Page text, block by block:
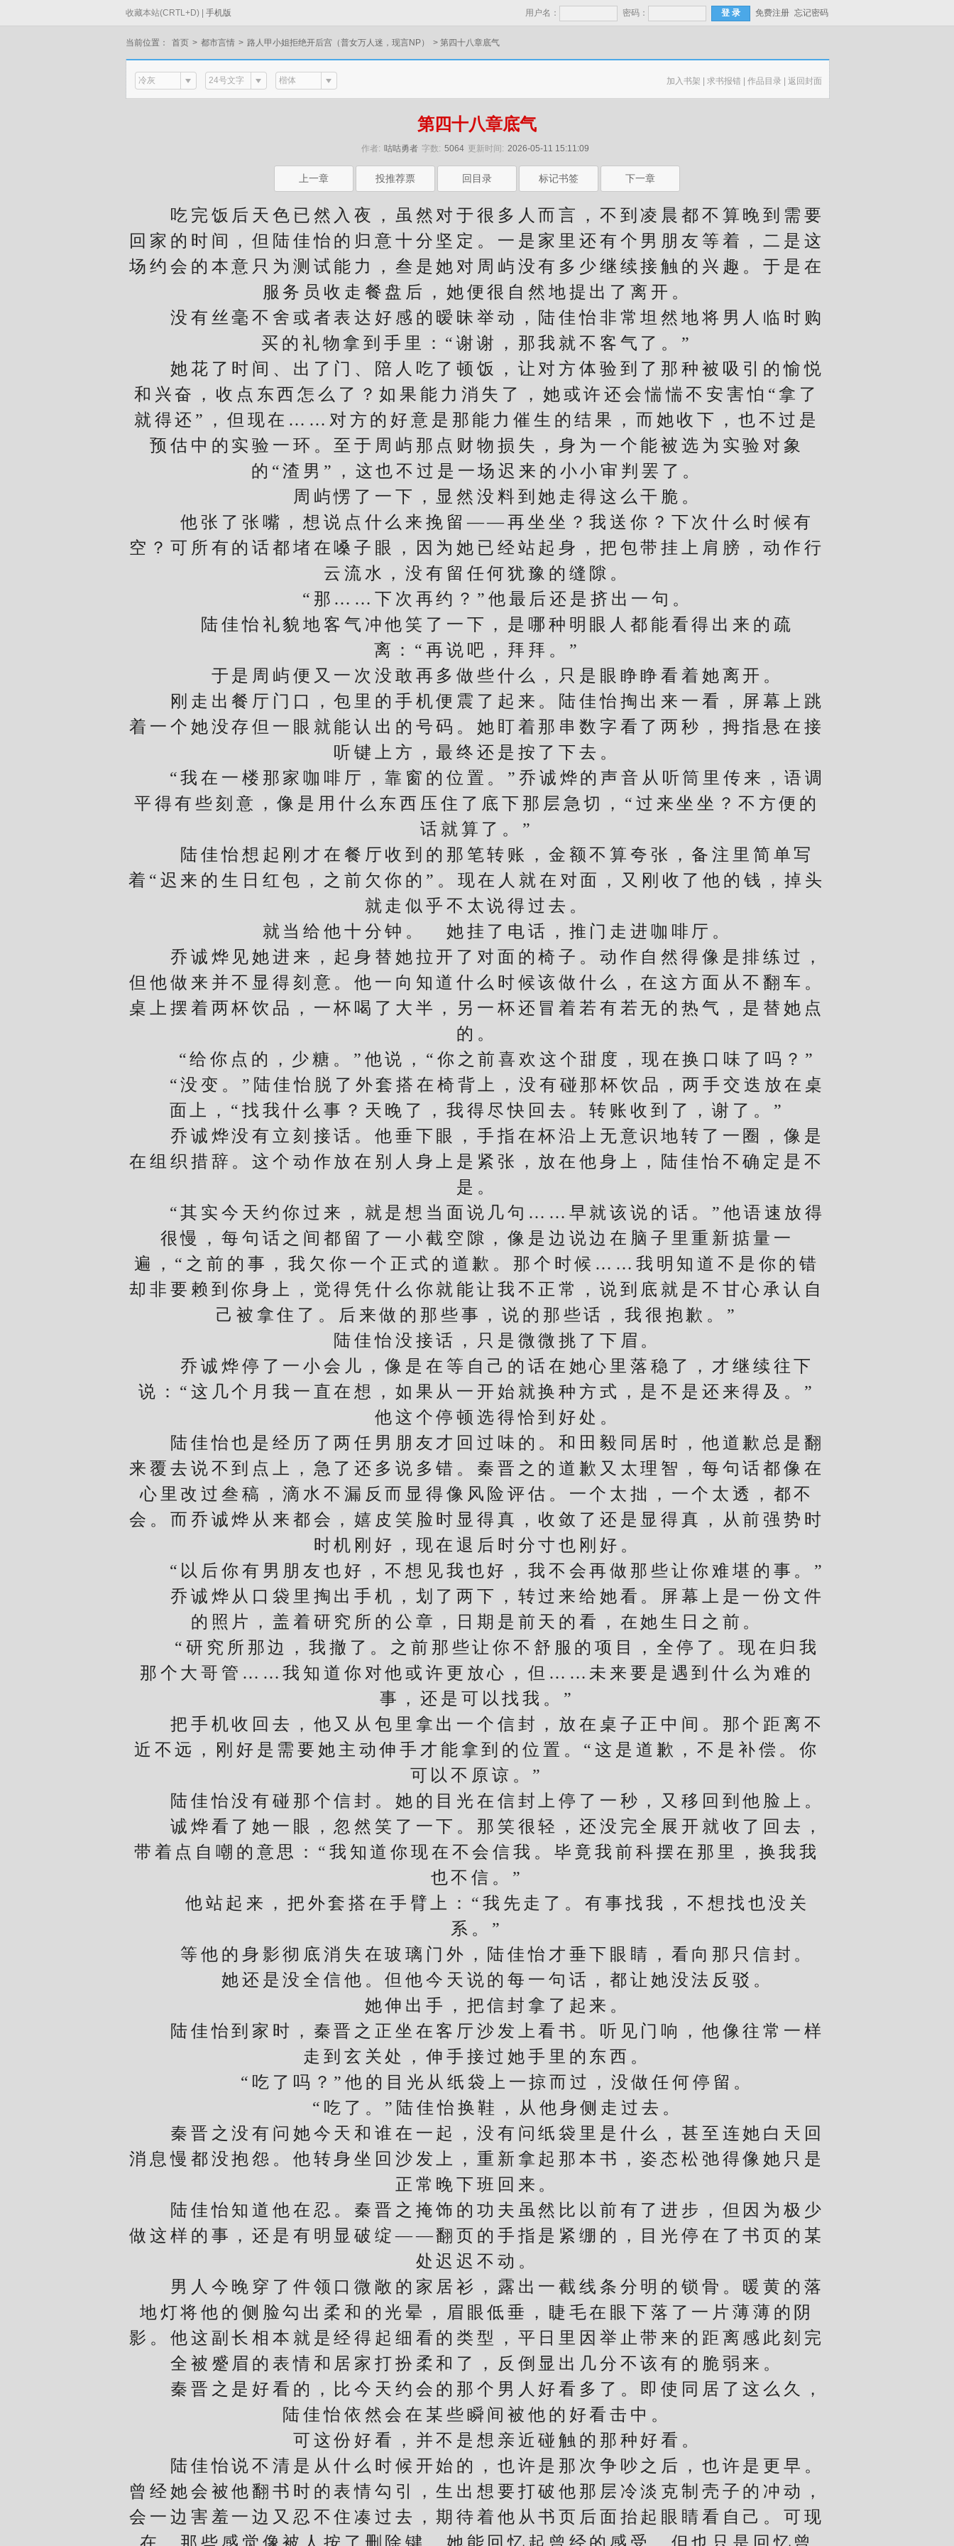
收藏本站(CRTL+D) | 手机版 用户名： 密码： 免费注册 忘记密码
当前位置： 首页 > 都市言情 > 路人甲小姐拒绝开后宫（普女万人迷，现言NP） > 第四十八章底气
冷灰 24号文字 楷体 加入书架 | 求书报错 | 作品目录 | 返回封面
第四十八章底气
作者: 咕咕勇者 字数: 5064 更新时间: 2026-05-11 15:11:09
上一章 投推荐票 回目录 标记书签 下一章
吃完饭后天色已然入夜，虽然对于很多人而言，不到凌晨都不算晚到需要
回家的时间，但陆佳怡的归意十分坚定。一是家里还有个男朋友等着，二是这
场约会的本意只为测试能力，叁是她对周屿没有多少继续接触的兴趣。于是在
服务员收走餐盘后，她便很自然地提出了离开。
没有丝毫不舍或者表达好感的暧昧举动，陆佳怡非常坦然地将男人临时购
买的礼物拿到手里：“谢谢，那我就不客气了。”
她花了时间、出了门、陪人吃了顿饭，让对方体验到了那种被吸引的愉悦
和兴奋，收点东西怎么了？如果能力消失了，她或许还会惴惴不安害怕“拿了
就得还”，但现在……对方的好意是那能力催生的结果，而她收下，也不过是
预估中的实验一环。至于周屿那点财物损失，身为一个能被选为实验对象
的“渣男”，这也不过是一场迟来的小小审判罢了。
周屿愣了一下，显然没料到她走得这么干脆。
他张了张嘴，想说点什么来挽留——再坐坐？我送你？下次什么时候有
空？可所有的话都堵在嗓子眼，因为她已经站起身，把包带挂上肩膀，动作行
云流水，没有留任何犹豫的缝隙。
“那……下次再约？”他最后还是挤出一句。
陆佳怡礼貌地客气冲他笑了一下，是哪种明眼人都能看得出来的疏
离：“再说吧，拜拜。”
于是周屿便又一次没敢再多做些什么，只是眼睁睁看着她离开。
刚走出餐厅门口，包里的手机便震了起来。陆佳怡掏出来一看，屏幕上跳
着一个她没存但一眼就能认出的号码。她盯着那串数字看了两秒，拇指悬在接
听键上方，最终还是按了下去。
“我在一楼那家咖啡厅，靠窗的位置。”乔诚烨的声音从听筒里传来，语调
平得有些刻意，像是用什么东西压住了底下那层急切，“过来坐坐？不方便的
话就算了。”
陆佳怡想起刚才在餐厅收到的那笔转账，金额不算夸张，备注里简单写
着“迟来的生日红包，之前欠你的”。现在人就在对面，又刚收了他的钱，掉头
就走似乎不太说得过去。
就当给他十分钟。 她挂了电话，推门走进咖啡厅。
乔诚烨见她进来，起身替她拉开了对面的椅子。动作自然得像是排练过，
但他做来并不显得刻意。他一向知道什么时候该做什么，在这方面从不翻车。
桌上摆着两杯饮品，一杯喝了大半，另一杯还冒着若有若无的热气，是替她点
的。
“给你点的，少糖。”他说，“你之前喜欢这个甜度，现在换口味了吗？”
“没变。”陆佳怡脱了外套搭在椅背上，没有碰那杯饮品，两手交迭放在桌
面上，“找我什么事？天晚了，我得尽快回去。转账收到了，谢了。”
乔诚烨没有立刻接话。他垂下眼，手指在杯沿上无意识地转了一圈，像是
在组织措辞。这个动作放在别人身上是紧张，放在他身上，陆佳怡不确定是不
是。
“其实今天约你过来，就是想当面说几句……早就该说的话。”他语速放得
很慢，每句话之间都留了一小截空隙，像是边说边在脑子里重新掂量一
遍，“之前的事，我欠你一个正式的道歉。那个时候……我明知道不是你的错
却非要赖到你身上，觉得凭什么你就能让我不正常，说到底就是不甘心承认自
己被拿住了。后来做的那些事，说的那些话，我很抱歉。”
陆佳怡没接话，只是微微挑了下眉。
乔诚烨停了一小会儿，像是在等自己的话在她心里落稳了，才继续往下
说：“这几个月我一直在想，如果从一开始就换种方式，是不是还来得及。”
他这个停顿选得恰到好处。
陆佳怡也是经历了两任男朋友才回过味的。和田毅同居时，他道歉总是翻
来覆去说不到点上，急了还多说多错。秦晋之的道歉又太理智，每句话都像在
心里改过叁稿，滴水不漏反而显得像风险评估。一个太拙，一个太透，都不
会。而乔诚烨从来都会，嬉皮笑脸时显得真，收敛了还是显得真，从前强势时
时机刚好，现在退后时分寸也刚好。
“以后你有男朋友也好，不想见我也好，我不会再做那些让你难堪的事。”
乔诚烨从口袋里掏出手机，划了两下，转过来给她看。屏幕上是一份文件
的照片，盖着研究所的公章，日期是前天的看，在她生日之前。
“研究所那边，我撤了。之前那些让你不舒服的项目，全停了。现在归我
那个大哥管……我知道你对他或许更放心，但……未来要是遇到什么为难的
事，还是可以找我。”
把手机收回去，他又从包里拿出一个信封，放在桌子正中间。那个距离不
近不远，刚好是需要她主动伸手才能拿到的位置。“这是道歉，不是补偿。你
可以不原谅。”
陆佳怡没有碰那个信封。她的目光在信封上停了一秒，又移回到他脸上。
诚烨看了她一眼，忽然笑了一下。那笑很轻，还没完全展开就收了回去，
带着点自嘲的意思：“我知道你现在不会信我。毕竟我前科摆在那里，换我我
也不信。”
他站起来，把外套搭在手臂上：“我先走了。有事找我，不想找也没关
系。”
等他的身影彻底消失在玻璃门外，陆佳怡才垂下眼睛，看向那只信封。
她还是没全信他。但他今天说的每一句话，都让她没法反驳。
她伸出手，把信封拿了起来。
陆佳怡到家时，秦晋之正坐在客厅沙发上看书。听见门响，他像往常一样
走到玄关处，伸手接过她手里的东西。
“吃了吗？”他的目光从纸袋上一掠而过，没做任何停留。
“吃了。”陆佳怡换鞋，从他身侧走过去。
秦晋之没有问她今天和谁在一起，没有问纸袋里是什么，甚至连她白天回
消息慢都没抱怨。他转身坐回沙发上，重新拿起那本书，姿态松弛得像她只是
正常晚下班回来。
陆佳怡知道他在忍。秦晋之掩饰的功夫虽然比以前有了进步，但因为极少
做这样的事，还是有明显破绽——翻页的手指是紧绷的，目光停在了书页的某
处迟迟不动。
男人今晚穿了件领口微敞的家居衫，露出一截线条分明的锁骨。暖黄的落
地灯将他的侧脸勾出柔和的光晕，眉眼低垂，睫毛在眼下落了一片薄薄的阴
影。他这副长相本就是经得起细看的类型，平日里因举止带来的距离感此刻完
全被蹙眉的表情和居家打扮柔和了，反倒显出几分不该有的脆弱来。
秦晋之是好看的，比今天约会的那个男人好看多了。即使同居了这么久，
陆佳怡依然会在某些瞬间被他的好看击中。
可这份好看，并不是想亲近碰触的那种好看。
陆佳怡说不清是从什么时候开始的，也许是那次争吵之后，也许是更早。
曾经她会被他翻书时的表情勾引，生出想要打破他那层冷淡克制壳子的冲动，
会一边害羞一边又忍不住凑过去，期待着他从书页后面抬起眼睛看自己。可现